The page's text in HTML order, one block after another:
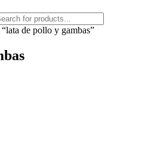
de pollo y gambas”